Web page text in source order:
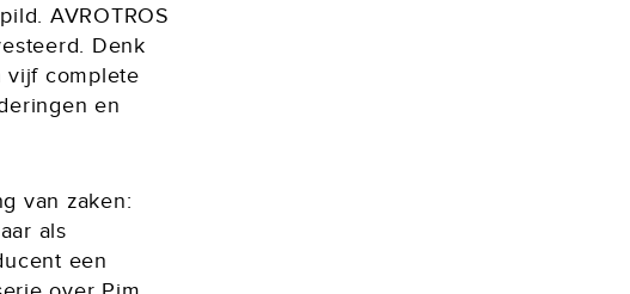
AVROTROS
Denk
vijf complete
en
van zaken:
als
een